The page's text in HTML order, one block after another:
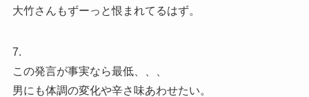
大竹さんもずーっと恨まれてるはず。
7.
この発言が事実なら最低、、、
男にも体調の変化や辛さ味あわせたい。